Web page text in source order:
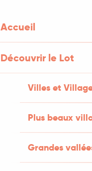
Accueil
Découvrir le Lot
Villes et
Plus beaux
Grandes